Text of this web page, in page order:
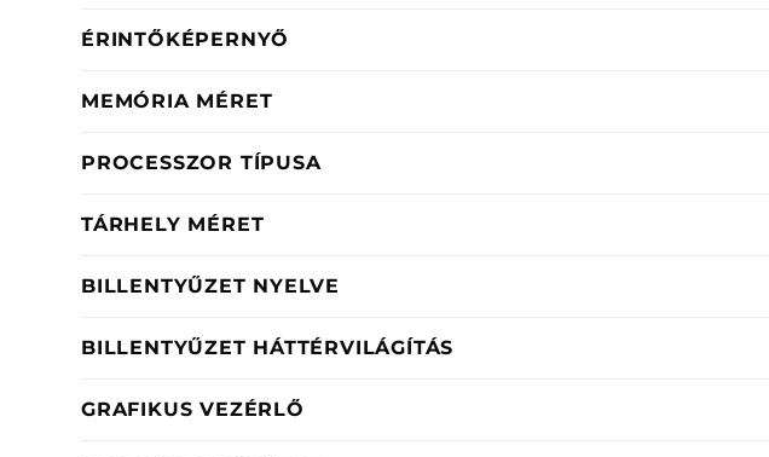
ÉRINTŐKÉPERNYŐ
MEMÓRIA MÉRET
PROCESSZOR TÍPUSA
TÁRHELY MÉRET
BILLENTYŰZET NYELVE
BILLENTYŰZET HÁTTÉRVILÁGÍTÁS
GRAFIKUS VEZÉRLŐ